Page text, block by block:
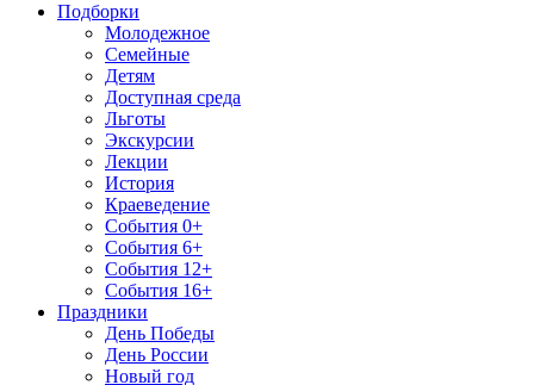
Подборки
Молодежное
Семейные
Детям
Доступная среда
Льготы
Экскурсии
Лекции
История
Краеведение
События 0+
События 6+
События 12+
События 16+
Праздники
День Победы
День России
Новый год